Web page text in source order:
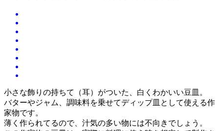
小さな飾りの持ちて（耳）がついた、白くわかいい豆皿。
バターやジャム、調味料を乗せてディップ皿として使える作
家物です。
薄く作られてるので、汁気の多い物には不向きでしょう。